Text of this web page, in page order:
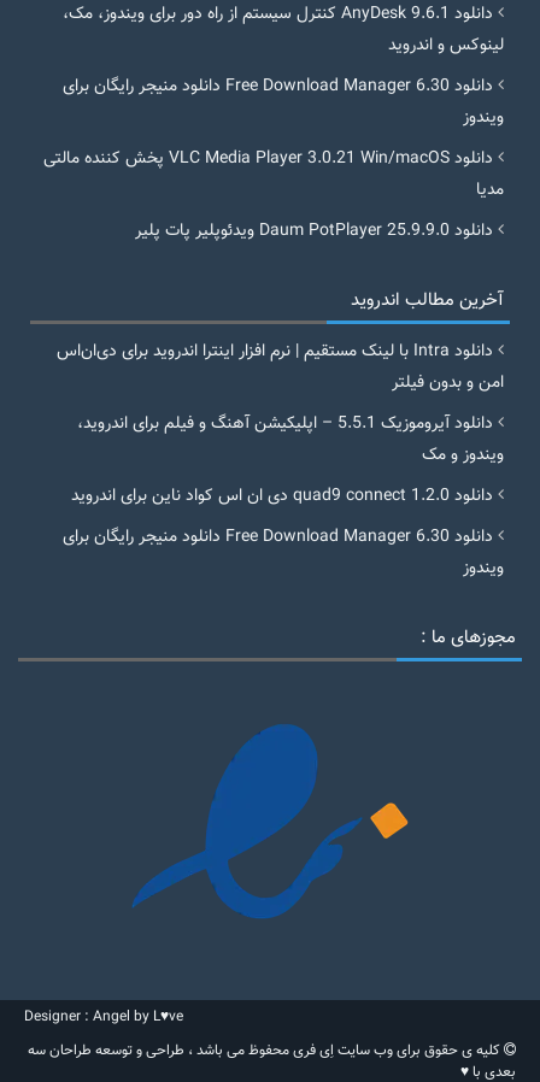
دانلود AnyDesk 9.6.1 کنترل سیستم از راه دور برای ویندوز، مک،
لینوکس و اندروید
دانلود Free Download Manager 6.30 دانلود منیجر رایگان برای
ویندوز
دانلود VLC Media Player 3.0.21 Win/macOS پخش کننده مالتی
مدیا
دانلود Daum PotPlayer 25.9.9.0 ویدئوپلیر پات پلیر
آخرین مطالب اندروید
دانلود Intra با لینک مستقیم | نرم افزار اینترا اندروید برای دی‌ان‌اس
امن و بدون فیلتر
دانلود آیروموزیک 5.5.1 – اپلیکیشن آهنگ و فیلم برای اندروید،
ویندوز و مک
دانلود quad9 connect 1.2.0 دی ان اس کواد ناین برای اندروید
دانلود Free Download Manager 6.30 دانلود منیجر رایگان برای
ویندوز
مجوزهای ما :
Designer : Angel by L♥ve
کلیه ی حقوق برای وب سایت اِی فری محفوظ می باشد ، طراحی و توسعه طراحان سه
بعدی با ♥